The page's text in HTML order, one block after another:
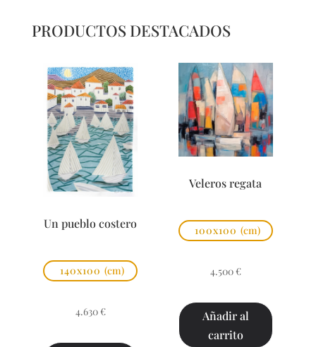
PRODUCTOS DESTACADOS
Un pueblo costero
140x100 (cm)
4.630 €
Veleros regata
100x100 (cm)
4.500 €
Añadir al
carrito